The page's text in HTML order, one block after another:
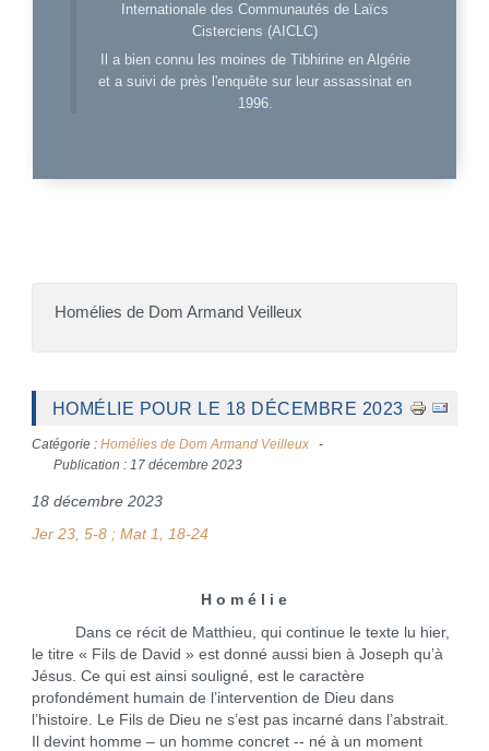
Internationale des Communautés de Laïcs
Cisterciens (AICLC)
Il a bien connu les moines de Tibhirine en Algérie
et a suivi de près l'enquête sur leur assassinat en
1996.
Homélies de Dom Armand Veilleux
HOMÉLIE POUR LE 18 DÉCEMBRE 2023
Catégorie : Homélies de Dom Armand Veilleux
Publication : 17 décembre 2023
18 décembre 2023
Jer 23, 5-8 ; Mat 1, 18-24
H o m é l i e
Dans ce récit de Matthieu, qui continue le texte lu hier,
le titre « Fils de David » est donné aussi bien à Joseph qu’à
Jésus. Ce qui est ainsi souligné, est le caractère
profondément humain de l’intervention de Dieu dans
l’histoire. Le Fils de Dieu ne s’est pas incarné dans l’abstrait.
Il devint homme – un homme concret -- né à un moment